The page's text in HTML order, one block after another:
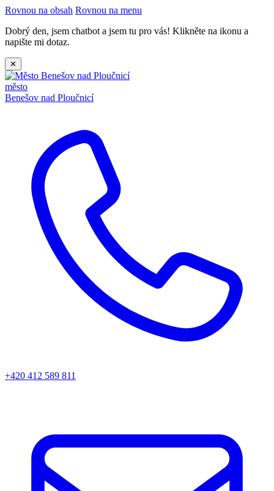
Rovnou na obsah Rovnou na menu
Dobrý den, jsem chatbot a jsem tu pro vás! Klikněte na ikonu a
napište mi dotaz.
✕
město
Benešov nad Ploučnicí
+420 412 589 811